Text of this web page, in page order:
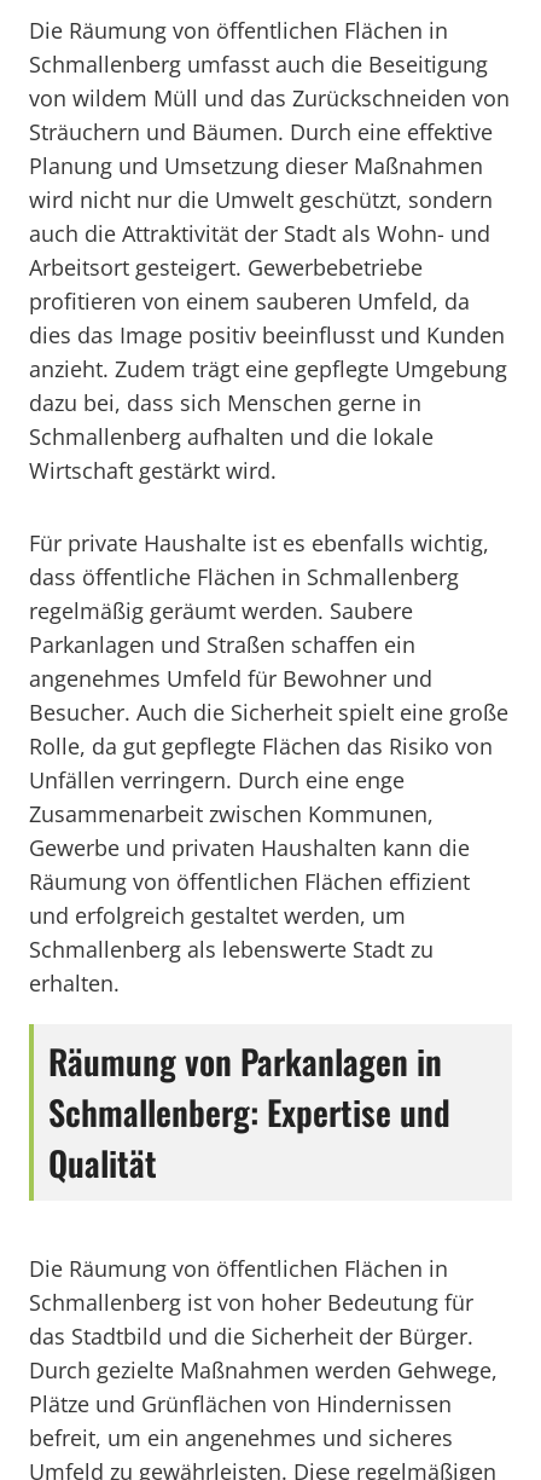
Die Räumung von öffentlichen Flächen in
Schmallenberg umfasst auch die Beseitigung
von wildem Müll und das Zurückschneiden von
Sträuchern und Bäumen. Durch eine effektive
Planung und Umsetzung dieser Maßnahmen
wird nicht nur die Umwelt geschützt, sondern
auch die Attraktivität der Stadt als Wohn- und
Arbeitsort gesteigert. Gewerbebetriebe
profitieren von einem sauberen Umfeld, da
dies das Image positiv beeinflusst und Kunden
anzieht. Zudem trägt eine gepflegte Umgebung
dazu bei, dass sich Menschen gerne in
Schmallenberg aufhalten und die lokale
Wirtschaft gestärkt wird.
Für private Haushalte ist es ebenfalls wichtig,
dass öffentliche Flächen in Schmallenberg
regelmäßig geräumt werden. Saubere
Parkanlagen und Straßen schaffen ein
angenehmes Umfeld für Bewohner und
Besucher. Auch die Sicherheit spielt eine große
Rolle, da gut gepflegte Flächen das Risiko von
Unfällen verringern. Durch eine enge
Zusammenarbeit zwischen Kommunen,
Gewerbe und privaten Haushalten kann die
Räumung von öffentlichen Flächen effizient
und erfolgreich gestaltet werden, um
Schmallenberg als lebenswerte Stadt zu
erhalten.
Räumung von Parkanlagen in
Schmallenberg: Expertise und
Qualität
Die Räumung von öffentlichen Flächen in
Schmallenberg ist von hoher Bedeutung für
das Stadtbild und die Sicherheit der Bürger.
Durch gezielte Maßnahmen werden Gehwege,
Plätze und Grünflächen von Hindernissen
befreit, um ein angenehmes und sicheres
Umfeld zu gewährleisten. Diese regelmäßigen